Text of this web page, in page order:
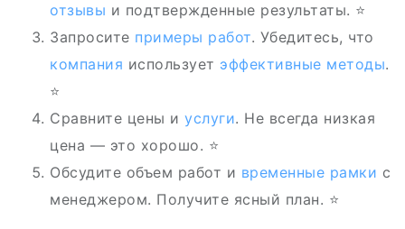
отзывы и подтвержденные результаты. ⭐
Запросите примеры работ. Убедитесь, что
компания использует эффективные методы.
⭐
Сравните цены и услуги. Не всегда низкая
цена — это хорошо. ⭐
Обсудите объем работ и временные рамки с
менеджером. Получите ясный план. ⭐️